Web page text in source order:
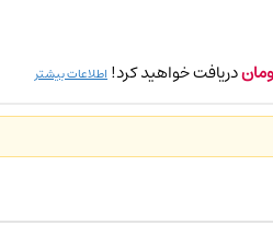
دریافت خواهید کرد! اطلاعات بیشتر